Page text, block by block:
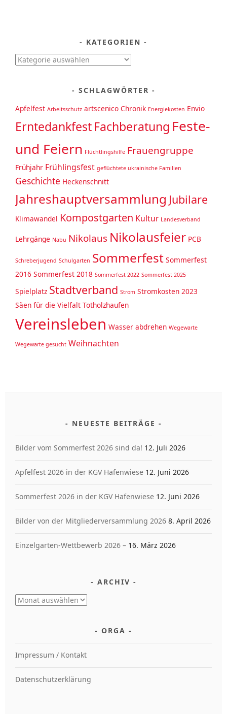
KATEGORIEN
Kategorien
SCHLAGWÖRTER
Apfelfest Arbeitsschutz artscenico Chronik Energiekosten Envio
ErntedankfestFachberatung Feste-
und Feiern Flüchtlingshilfe Frauengruppe
Frühjahr Frühlingsfest geflüchtete ukrainische Familien
Geschichte Heckenschnitt
Jahreshauptversammlung Jubilare
Klimawandel Kompostgarten Kultur Landesverband
Lehrgänge Nabu Nikolaus Nikolausfeier PCB
Schreberjugend Schulgarten Sommerfest Sommerfest
2016 Sommerfest 2018 Sommerfest 2022 Sommerfest 2025
Spielplatz Stadtverband Strom Stromkosten 2023
Säen für die Vielfalt Totholzhaufen
Vereinsleben Wasser abdrehen Wegewarte
Wegewarte gesucht Weihnachten
NEUESTE BEITRÄGE
Bilder vom Sommerfest 2026 sind da! 12. Juli 2026
Apfelfest 2026 in der KGV Hafenwiese 12. Juni 2026
Sommerfest 2026 in der KGV Hafenwiese 12. Juni 2026
Bilder von der Mitgliederversammlung 2026 8. April 2026
Einzelgarten-Wettbewerb 2026 – 16. März 2026
ARCHIV
Archiv
ORGA
Impressum / Kontakt
Datenschutzerklärung